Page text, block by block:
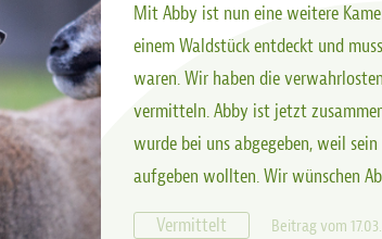
Mit Abby ist nun eine weitere
einem Waldstück entdeckt und
waren. Wir haben die
vermitteln. Abby ist jetzt
wurde bei uns abgegeben, weil
aufgeben wollten. Wir wünschen
Vermittelt
Beitrag vom